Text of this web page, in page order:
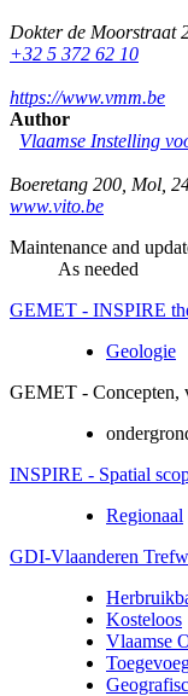
Dokter de Moorstraat
+32 5 372 62 10
https://www.vmm.be
Author
Vlaamse Instelling
Boeretang 200 Mol
www.vito.be
Maintenance and
As needed
GEMET - INSPIRE
Geologie
GEMET - Concepten,
INSPIRE - Spatial
Regionaal
GDI-Vlaanderen
Kosteloos
Vlaamse